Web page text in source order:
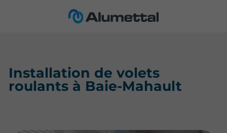
Installation de volets
roulants à Baie-Mahault